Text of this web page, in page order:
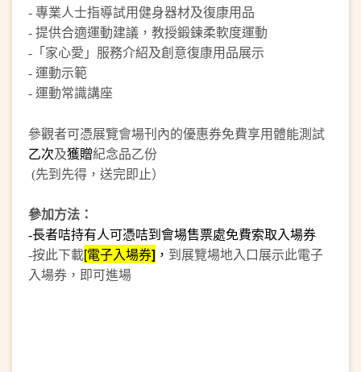
- 專業人士指導試用健身器材及復康用品
- 提供合適運動建議，教授鍛鍊柔軟度運動
- 「家心愛」服務介紹及創意復康用品展示
- 運動示範
- 運動常識講座
參觀者可憑展覽會場刊內的優惠券免費享用體能測試
乙次及獲贈紀念品乙份
(先到先得，送完即止）
參加方法：
-長者咭持有人可憑咭到會場售票處免費索取入場券
-按此下載[電子入場券] ， 到展覽場地入口展示此電子
入場券，即可進場